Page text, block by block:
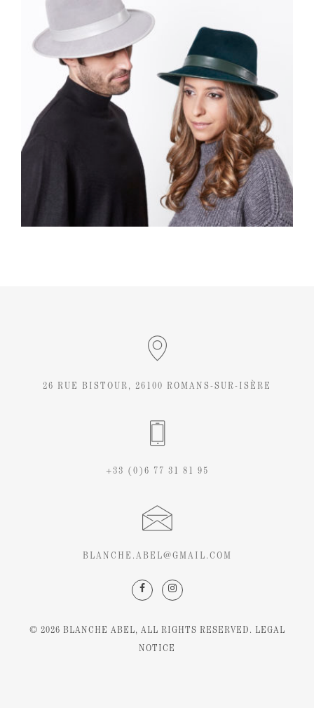
26 RUE BISTOUR, 26100 ROMANS-SUR-ISÈRE
+33 (0)6 77 31 81 95
BLANCHE.ABEL@GMAIL.COM
© 2026 BLANCHE ABEL, ALL RIGHTS RESERVED. LEGAL
NOTICE